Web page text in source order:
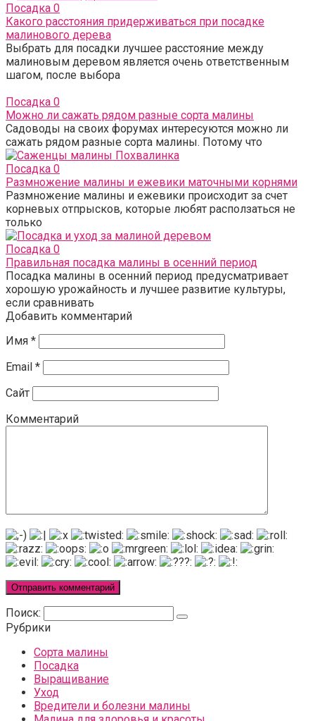
Посадка 0
Какого расстояния придерживаться при посадке
малинового дерева
Выбрать для посадки лучшее расстояние между
малиновым деревом является очень ответственным
шагом, после выбора
Посадка 0
Можно ли сажать рядом разные сорта малины
Садоводы на своих форумах интересуются можно ли
сажать рядом разные сорта малины. Потому что
Посадка 0
Размножение малины и ежевики маточными корнями
Размножение малины и ежевики происходит за счет
корневых отпрысков, которые любят расползаться не
только
Посадка 0
Правильная посадка малины в осенний период
Посадка малины в осенний период предусматривает
хорошую урожайность и лучшее развитие культуры,
если сравнивать
Добавить комментарий
Имя *
Email *
Сайт
Комментарий
Поиск:
Рубрики
Сорта малины
Посадка
Выращивание
Уход
Вредители и болезни малины